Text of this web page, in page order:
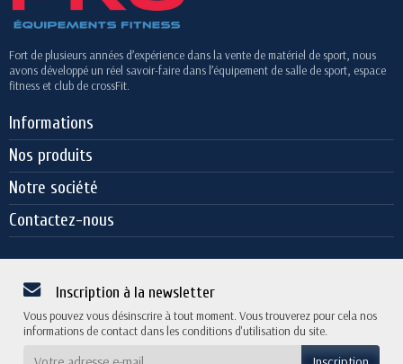
Fort de plusieurs années d’expérience dans la vente de matériel de sport, nous
avons développé un réel savoir-faire dans l’équipement de salle de sport, espace
fitness et club de crossFit.
Informations
Nos produits
Notre société
Contactez-nous
Inscription à la newsletter
Vous pouvez vous désinscrire à tout moment. Vous trouverez pour cela nos
informations de contact dans les conditions d'utilisation du site.